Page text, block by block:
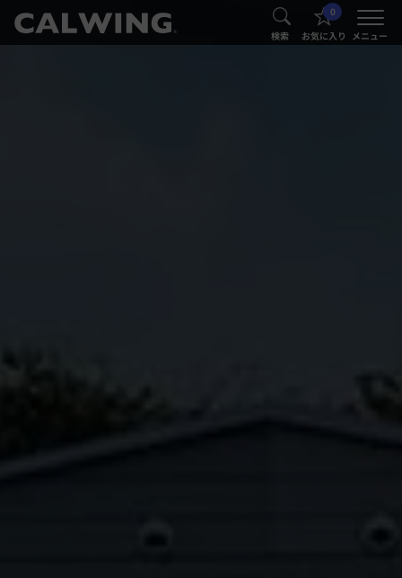
® 検索
0
お気に入り メニュー
®